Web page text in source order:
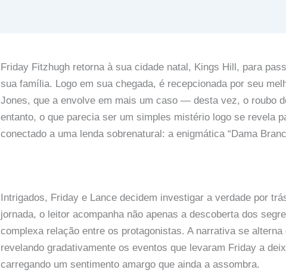
Friday Fitzhugh retorna à sua cidade natal, Kings Hill, para
sua família. Logo em sua chegada, é recepcionada por seu
Jones, que a envolve em mais um caso — desta vez, o roubo
entanto, o que parecia ser um simples mistério logo se revela
conectado a uma lenda sobrenatural: a enigmática “Dama
Intrigados, Friday e Lance decidem investigar a verdade por
jornada, o leitor acompanha não apenas a descoberta dos
complexa relação entre os protagonistas. A narrativa se
revelando gradativamente os eventos que levaram Friday a
carregando um sentimento amargo que ainda a assombra.